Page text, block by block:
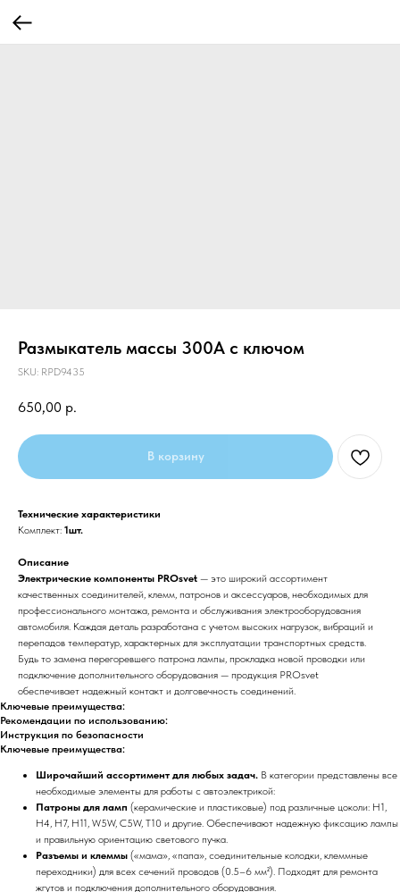
Размыкатель массы 300A с ключом
SKU: RPD9435
650,00 р.
В корзину
Технические характеристики
Комплект: 1шт.
Описание
Электрические компоненты PROsvet — это широкий ассортимент
качественных соединителей, клемм, патронов и аксессуаров, необходимых для
профессионального монтажа, ремонта и обслуживания электрооборудования
автомобиля. Каждая деталь разработана с учетом высоких нагрузок, вибраций и
перепадов температур, характерных для эксплуатации транспортных средств.
Будь то замена перегоревшего патрона лампы, прокладка новой проводки или
подключение дополнительного оборудования — продукция PROsvet
обеспечивает надежный контакт и долговечность соединений.
Ключевые преимущества:
Рекомендации по использованию:
Инструкция по безопасности
Ключевые преимущества:
Широчайший ассортимент для любых задач. В категории представлены все
необходимые элементы для работы с автоэлектрикой:
Патроны для ламп (керамические и пластиковые) под различные цоколи: H1,
H4, H7, H11, W5W, C5W, T10 и другие. Обеспечивают надежную фиксацию лампы
и правильную ориентацию светового пучка.
Разъемы и клеммы («мама», «папа», соединительные колодки, клеммные
переходники) для всех сечений проводов (0.5–6 мм²). Подходят для ремонта
жгутов и подключения дополнительного оборудования.